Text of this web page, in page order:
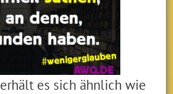
es sich ähnlich wie